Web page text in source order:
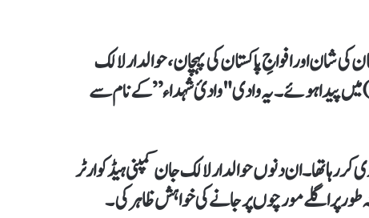
شان اور افواجِ پاکستان کی پہچان، حوالدار لالک
(غذر) میں پیدا ہوئے۔ یہ وادی "وادیٔ شہداء” کے نام سے
کر رہا تھا۔ ان دنوں حوالدار لالک جان کمپنی ہیڈ کوارٹر
پر اگلے مورچوں پر جانے کی خواہش ظاہر کی۔